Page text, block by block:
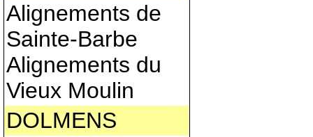
Alignements de
Sainte-Barbe
Alignements du
Vieux Moulin
DOLMENS